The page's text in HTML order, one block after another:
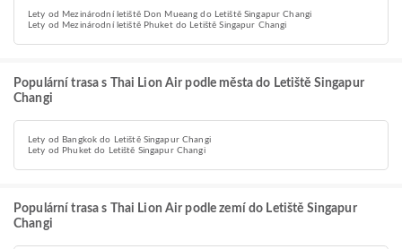
Lety od Mezinárodní letiště Don Mueang do Letiště Singapur Changi
Lety od Mezinárodní letiště Phuket do Letiště Singapur Changi
Populární trasa s Thai Lion Air podle města do Letiště Singapur
Changi
Lety od Bangkok do Letiště Singapur Changi
Lety od Phuket do Letiště Singapur Changi
Populární trasa s Thai Lion Air podle zemí do Letiště Singapur
Changi